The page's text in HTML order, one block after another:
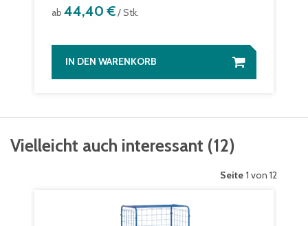
ab 44,40 €/ Stk.
IN DEN WARENKORB
Vielleicht auch interessant (12)
Seite 1 von 12